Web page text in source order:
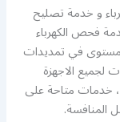
و خدمة تصليح
فحص الكهرباء
في تمديدات
لجميع الاجهزة
خدمات متاحة على